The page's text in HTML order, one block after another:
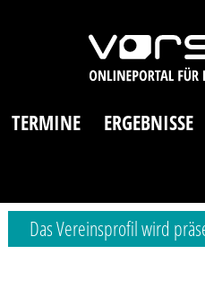
TERMINE ERGEBNISSE
Das Vereinsprofil wird